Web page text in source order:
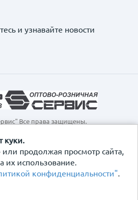
куки.
продолжая просмотр сайта,
их использование.
конфиденциальности".
и узнавайте новости
Все права защищены.
вся информация о товарах и
на нём, носит
характер и ни при
является публичной офертой,
Статьи 437